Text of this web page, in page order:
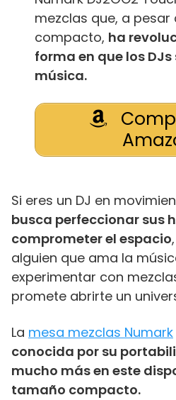
mezclas que, a
compacto, ha
forma en que los
música.
Si eres un DJ en
busca perfeccionar sus
comprometer el espacio
alguien que ama la
experimentar con
promete abrirte un
La mesa mezclas Numark
conocida por su
mucho más en este
tamaño compacto.